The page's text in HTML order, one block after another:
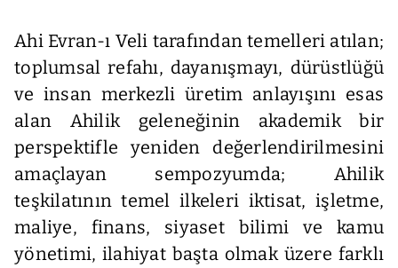
Ahi Evran-ı Veli tarafından temelleri atılan;
toplumsal refahı, dayanışmayı, dürüstlüğü
ve insan merkezli üretim anlayışını esas
alan Ahilik geleneğinin akademik bir
perspektifle yeniden değerlendirilmesini
amaçlayan sempozyumda; Ahilik
teşkilatının temel ilkeleri iktisat, işletme,
maliye, finans, siyaset bilimi ve kamu
yönetimi, ilahiyat başta olmak üzere farklı